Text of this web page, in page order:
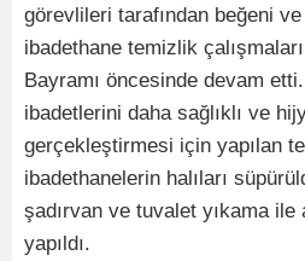
görevlileri tarafından beğeni
ibadethane temizlik
Bayramı öncesinde devam
ibadetlerini daha sağlıklı ve
gerçekleştirmesi için yapılan
ibadethanelerin halıları
şadırvan ve tuvalet yıkama ile
yapıldı.